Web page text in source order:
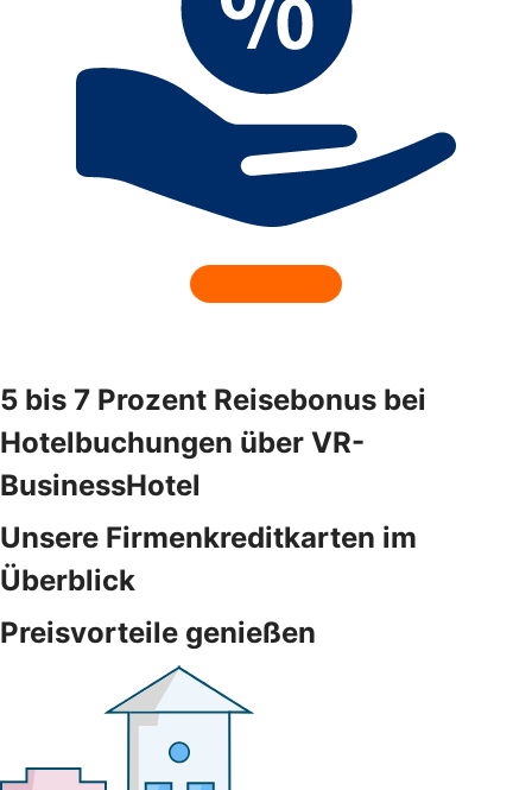
5 bis 7 Prozent Reisebonus bei
Hotelbuchungen über VR-
BusinessHotel
Unsere Firmenkreditkarten im
Überblick
Preisvorteile genießen